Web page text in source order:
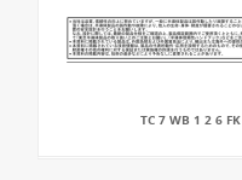
TC 7 WB 1 2 6 FK